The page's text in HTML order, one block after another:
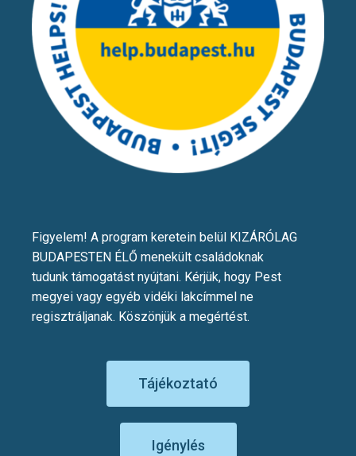
Figyelem! A program keretein belül KIZÁRÓLAG
BUDAPESTEN ÉLŐ menekült családoknak
tudunk támogatást nyújtani. Kérjük, hogy Pest
megyei vagy egyéb vidéki lakcímmel ne
regisztráljanak. Köszönjük a megértést.
Tájékoztató
Igénylés